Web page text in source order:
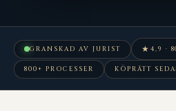
GRANSKAD AV JURIST ★ 4,9 ·
800+ PROCESSER KÖPRÄTT